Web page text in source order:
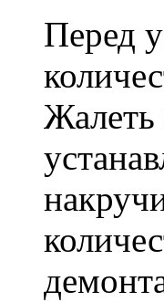
Перед
Жалеть